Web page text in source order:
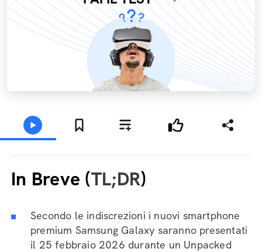
In Breve (TL;DR)
Secondo le indiscrezioni i nuovi smartphone
premium Samsung Galaxy saranno presentati
il 25 febbraio 2026 durante un Unpacked